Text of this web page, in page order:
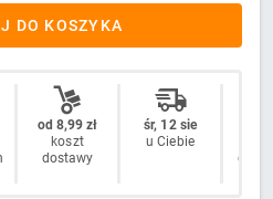
DO KOSZYKA
od 8,99 zł
koszt
dostawy
śr, 12 sie
u Ciebie